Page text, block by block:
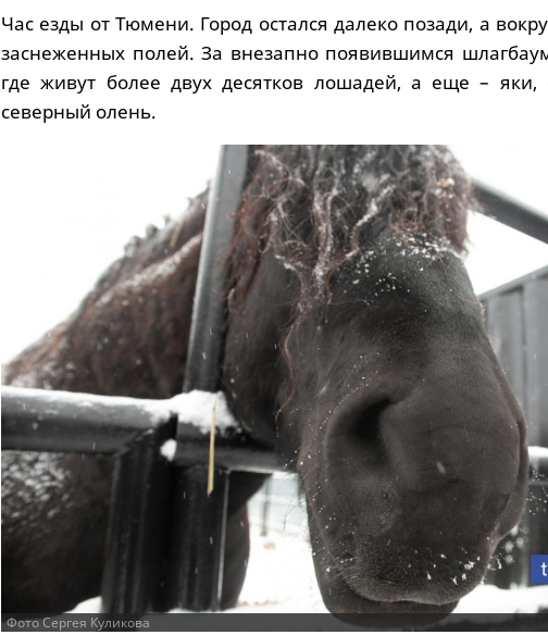
Час езды от Тюмени. Город остался далеко позади, а
заснеженных полей. За внезапно появившимся
где живут более двух десятков лошадей, а еще –
северный олень.
Фото Сергея Куликова